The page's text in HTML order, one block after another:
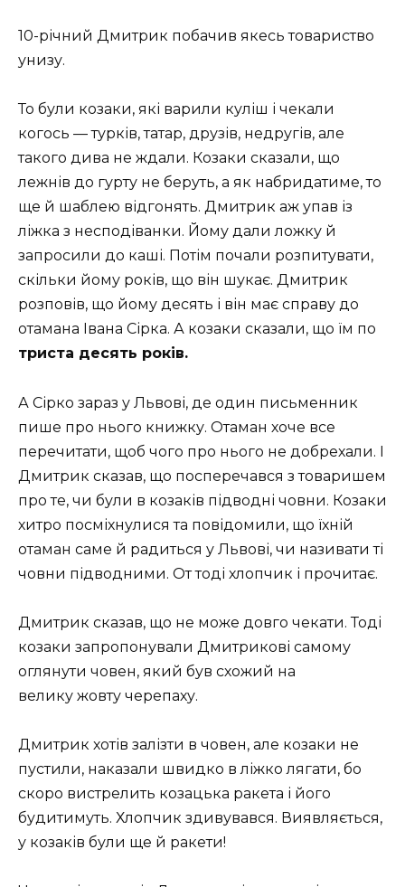
10-річний Дмитрик побачив якесь товариство
унизу.
То були козаки, які варили куліш і чекали
когось — турків, татар, друзів, недругів, але
такого дива не ждали. Козаки сказали, що
лежнів до гурту не беруть, а як набридатиме, то
ще й шаблею відгонять. Дмитрик аж упав із
ліжка з несподіванки. Йому дали ложку й
запросили до каші. Потім почали розпитувати,
скільки йому років, що він шукає. Дмитрик
розповів, що йому десять і він має справу до
отамана Івана Сірка. А козаки сказали, що їм по
триста десять років.
А Сірко зараз у Львові, де один письменник
пише про нього книжку. Отаман хоче все
перечитати, щоб чого про нього не добрехали. І
Дмитрик сказав, що посперечався з товаришем
про те, чи були в козаків підводні човни. Козаки
хитро посміхнулися та повідомили, що їхній
отаман саме й радиться у Львові, чи називати ті
човни підводними. От тоді хлопчик і прочитає.
Дмитрик сказав, що не може довго чекати. Тоді
козаки запропонували Дмитрикові самому
оглянути човен, який був схожий на
велику жовту черепаху.
Дмитрик хотів залізти в човен, але козаки не
пустили, наказали швидко в ліжко лягати, бо
скоро вистрелить козацька ракета і його
будитимуть. Хлопчик здивувався. Виявляється,
у козаків були ще й ракети!